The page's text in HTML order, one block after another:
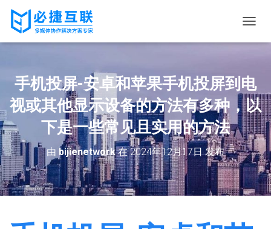
换
手机投屏-安卓和苹果手机投屏到电
视或其他显示设备的方法有多种，以
下是一些常见且实用的方法
由 bijienetwork在2024年12月17日发布